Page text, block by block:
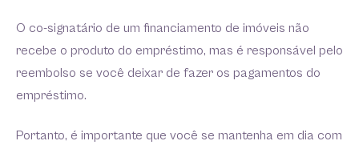
O co-signatário de um financiamento de imóveis não
recebe o produto do empréstimo, mas é responsável pelo
reembolso se você deixar de fazer os pagamentos do
empréstimo.
Portanto, é importante que você se mantenha em dia com